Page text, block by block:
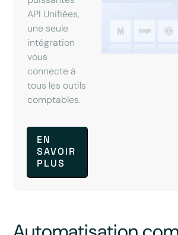
API Unifiées,
une seule
intégration
vous
connecte à
tous les outils
comptables.
EN
SAVOIR
PLUS